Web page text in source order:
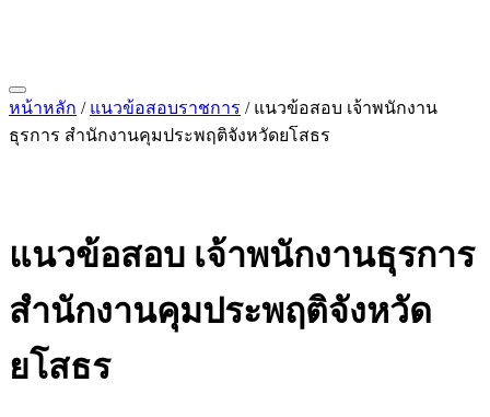
หน้าหลัก / แนวข้อสอบราชการ / แนวข้อสอบ เจ้าพนักงาน
ธุรการ สำนักงานคุมประพฤติจังหวัดยโสธร
แนวข้อสอบ เจ้าพนักงานธุรการ
สำนักงานคุมประพฤติจังหวัด
ยโสธร